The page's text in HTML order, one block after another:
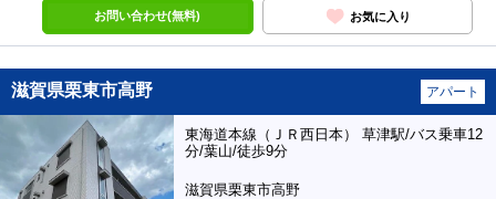
お問い合わせ(無料) お気に入り
滋賀県栗東市高野 アパート
東海道本線（ＪＲ西日本） 草津駅/バス乗車12
分/葉山/徒歩9分
滋賀県栗東市高野